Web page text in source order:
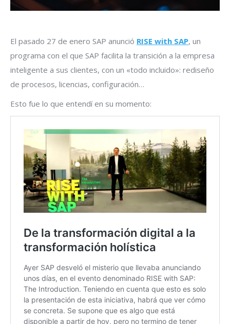
El pasado 27 de enero SAP anunció RISE with SAP, un
programa con el que SAP facilita la transición a la empresa
inteligente a sus clientes, con un «todo incluido»: rediseño
de procesos, licencias, configuración…
Esto fue lo que entendí en su momento: